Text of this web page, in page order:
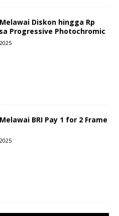
Diskon hingga Rp
Progressive Photochromic
BRI Pay 1 for 2 Frame